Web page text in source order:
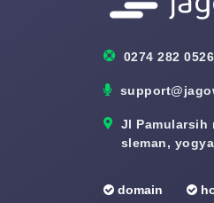
0274 282
Jl Pamularsih
sleman,
domain